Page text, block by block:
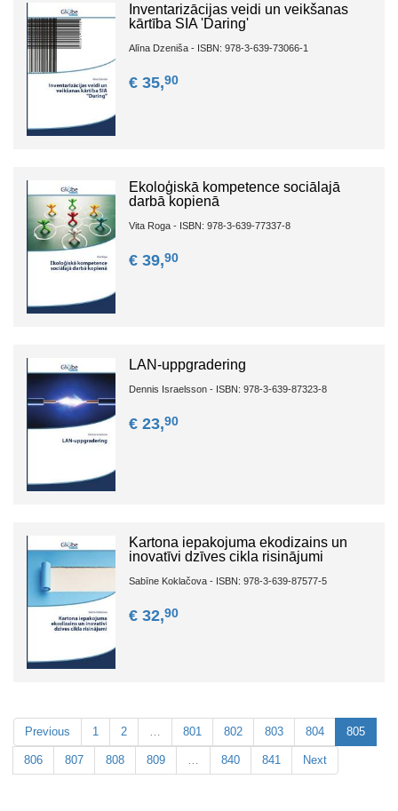
Inventarizācijas veidi un veikšanas
kārtība SIA 'Daring'
Alīna Dzeniša - ISBN: 978-3-639-73066-1
€ 35,90
Ekoloģiskā kompetence sociālajā
darbā kopienā
Vita Roga - ISBN: 978-3-639-77337-8
€ 39,90
LAN-uppgradering
Dennis Israelsson - ISBN: 978-3-639-87323-8
€ 23,90
Kartona iepakojuma ekodizains un
inovatīvi dzīves cikla risinājumi
Sabīne Koklačova - ISBN: 978-3-639-87577-5
€ 32,90
Previous 1 2 801 802 803 804 805
806 807 808 809 840 841 Next